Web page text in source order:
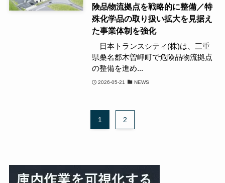
険品物流拠点を戦略的に整備／特
殊化学品の取り扱い拡大を見据え
た事業体制を強化
日本トランスシティ(株)は、三重
県桑名郡木曽岬町で危険品物流拠点
の整備を進め...
2026-05-21 NEWS
1 2